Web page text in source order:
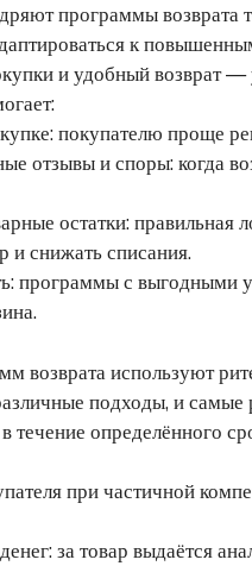
программы возврата
к
и удобный возврат
покупателю проще
отзывы и споры: когда
остатки: правильная
и снижать списания.
программы с выгодными
возврата используют
подходы, и
течение определённого
при частичной
за товар выдаётся